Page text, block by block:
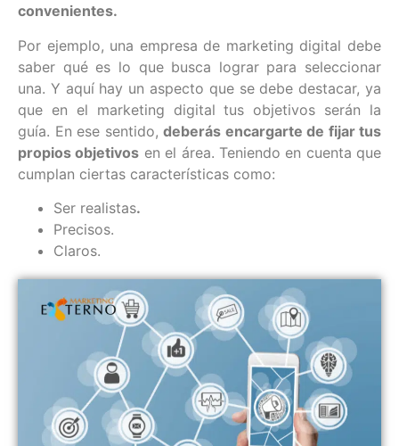
convenientes.
Por ejemplo, una empresa de marketing digital debe
saber qué es lo que busca lograr para seleccionar
una. Y aquí hay un aspecto que se debe destacar, ya
que en el marketing digital tus objetivos serán la
guía. En ese sentido, deberás encargarte de fijar tus
propios objetivos en el área. Teniendo en cuenta que
cumplan ciertas características como:
Ser realistas.
Precisos.
Claros.